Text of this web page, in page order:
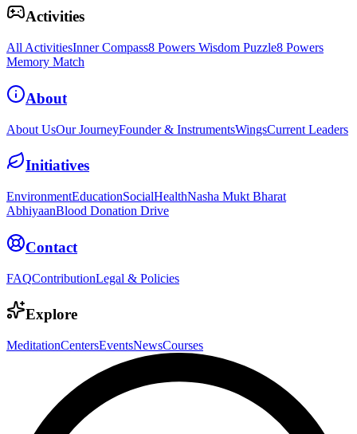
Activities
All ActivitiesInner Compass8 Powers Wisdom Puzzle8 Powers
Memory Match
About
About UsOur JourneyFounder & InstrumentsWingsCurrent Leaders
Initiatives
EnvironmentEducationSocialHealthNasha Mukt Bharat
AbhiyaanBlood Donation Drive
Contact
FAQContributionLegal & Policies
Explore
MeditationCentersEventsNewsCourses